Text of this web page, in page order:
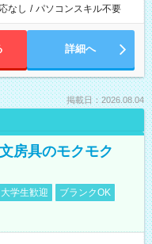
なし / パソコンスキル不要
詳細へ
掲載日：2026.08.04
房具のモクモク
大学生歓迎
ブランクOK